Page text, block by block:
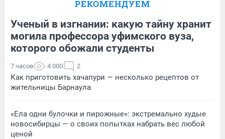
РЕКОМЕНДУЕМ
Ученый в изгнании: какую тайну хранит
могила профессора уфимского вуза,
которого обожали студенты
7 часов 4 000 2
Как приготовить хачапури — несколько рецептов от
жительницы Барнаула
«Ела одни булочки и пирожные»: экстремально худые
новосибирцы — о своих попытках набрать вес любой
ценой